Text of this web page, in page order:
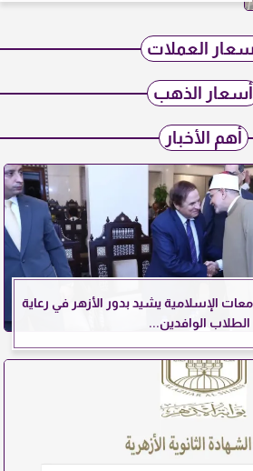
العملات
أسعار الذهب
أهم الأخبار
الإسلامية يشيد بدور الأزهر في رعاية
الطلاب الوافدين...